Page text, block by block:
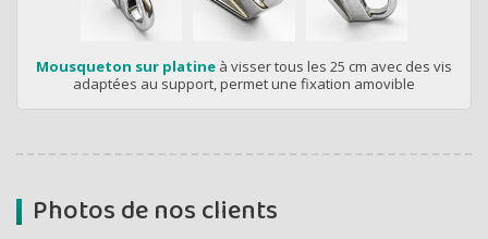
Mousqueton sur platine à visser tous les 25 cm avec des vis
adaptées au support, permet une fixation amovible
Photos de nos clients